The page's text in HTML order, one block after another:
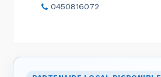
0450816072